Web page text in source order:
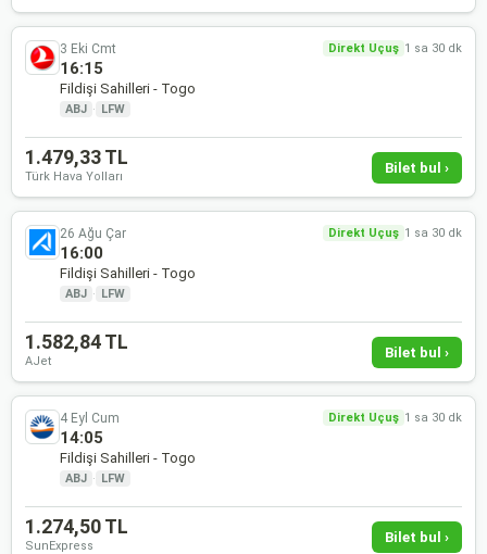
3 Eki Cmt Direkt Uçuş 1 sa 30 dk
16:15
Fildişi Sahilleri - Togo
ABJ · LFW
1.479,33 TL
Türk Hava Yolları
Bilet bul ›
26 Ağu Çar Direkt Uçuş 1 sa 30 dk
16:00
Fildişi Sahilleri - Togo
ABJ · LFW
1.582,84 TL
AJet
Bilet bul ›
4 Eyl Cum Direkt Uçuş 1 sa 30 dk
14:05
Fildişi Sahilleri - Togo
ABJ · LFW
1.274,50 TL
SunExpress
Bilet bul ›